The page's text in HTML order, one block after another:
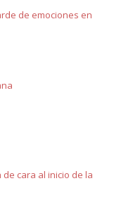
de emociones en
cara al inicio de la